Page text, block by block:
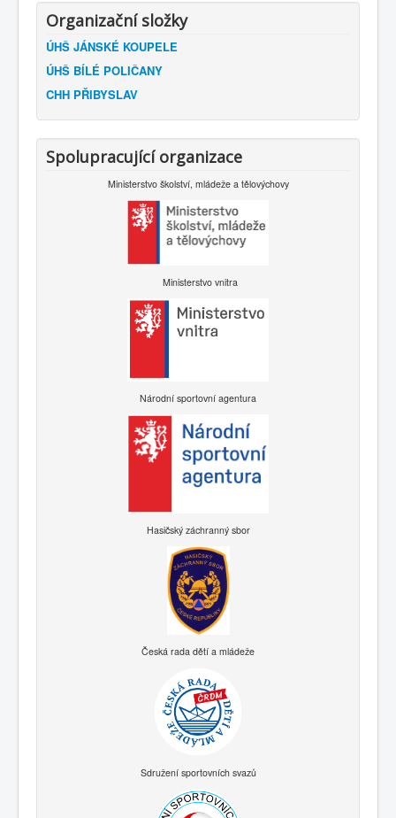
Organizační složky
ÚHŠ JÁNSKÉ KOUPELE
ÚHŠ BÍLÉ POLIČANY
CHH PŘIBYSLAV
Spolupracující organizace
Ministerstvo školství, mládeže a tělovýchovy
Ministerstvo vnitra
Národní sportovní agentura
Hasičský záchranný sbor
Česká rada dětí a mládeže
Sdružení sportovních svazů